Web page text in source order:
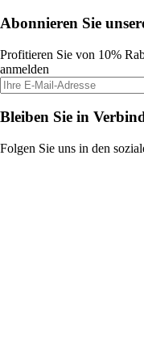
Abonnieren Sie
Profitieren Sie von 10%
anmelden
Bleiben Sie in
Folgen Sie uns in den